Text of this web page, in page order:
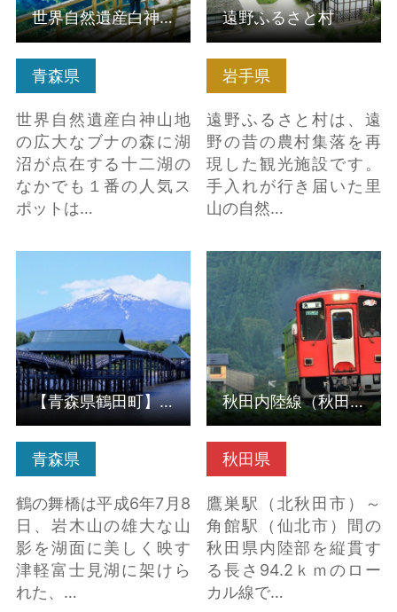
青森県
世界自然遺産白神山地
の広大なブナの森に湖
沼が点在する十二湖の
なかでも１番の人気ス
ポットは…
世界自然遺産白神山地の麓「青池」
岩手県
遠野ふるさと村は、遠
野の昔の農村集落を再
現した観光施設です。
手入れが行き届いた里
山の自然…
遠野ふるさと村
青森県
鶴の舞橋は平成6年7月8
日、岩木山の雄大な山
影を湖面に美しく映す
津軽富士見湖に架けら
れた、…
舞橋 の詳細はこちら
【青森県鶴田町】鶴の舞橋
秋田県
鷹巣駅（北秋田市）～
角館駅（仙北市）間の
秋田県内陸部を縦貫す
る長さ94.2ｋｍのロー
カル線で…
秋田内陸線（秋田県北
秋田市） の詳細はこち
ら
秋田内陸線（秋田県北秋田市）